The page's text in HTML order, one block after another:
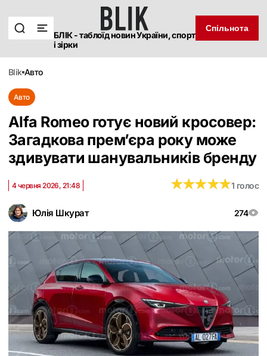
БЛІК - таблоїд новин України, спорт
і зірки
Спільнота
blik авто
Авто
Alfa Romeo готує новий кросовер:
Загадкова прем’єра року може
здивувати шанувальників бренду
Юлія Шкурат 274
4 червня 2026, 21:48 ★★★★★
★★★★★1 голос